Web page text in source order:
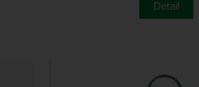
Detail